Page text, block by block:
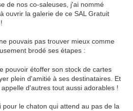
de nos co-saleuses, j'ai nommé
ouvrir la galerie de ce SAL Gratuit
pouvais pas trouver mieux comme
brodé ses étapes :
pouvoir étoffer son stock de cartes
plein d'amitié à ses destinataires. Et
d'autres tout aussi adorables !
le chaton qui attend au pas de la